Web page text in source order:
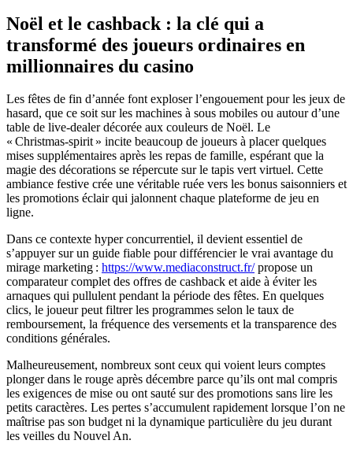
Noël et le cashback : la clé qui a
transformé des joueurs ordinaires en
millionnaires du casino
Les fêtes de fin d’année font exploser l’engouement pour les jeux de
hasard, que ce soit sur les machines à sous mobiles ou autour d’une
table de live‑dealer décorée aux couleurs de Noël. Le
« Christmas‑spirit » incite beaucoup de joueurs à placer quelques
mises supplémentaires après les repas de famille, espérant que la
magie des décorations se répercute sur le tapis vert virtuel. Cette
ambiance festive crée une véritable ruée vers les bonus saisonniers et
les promotions éclair qui jalonnent chaque plateforme de jeu en
ligne.
Dans ce contexte hyper concurrentiel, il devient essentiel de
s’appuyer sur un guide fiable pour différencier le vrai avantage du
mirage marketing : https://www.mediaconstruct.fr/propose un
comparateur complet des offres de cashback et aide à éviter les
arnaques qui pullulent pendant la période des fêtes. En quelques
clics, le joueur peut filtrer les programmes selon le taux de
remboursement, la fréquence des versements et la transparence des
conditions générales.
Malheureusement, nombreux sont ceux qui voient leurs comptes
plonger dans le rouge après décembre parce qu’ils ont mal compris
les exigences de mise ou ont sauté sur des promotions sans lire les
petits caractères. Les pertes s’accumulent rapidement lorsque l’on ne
maîtrise pas son budget ni la dynamique particulière du jeu durant
les veilles du Nouvel An.